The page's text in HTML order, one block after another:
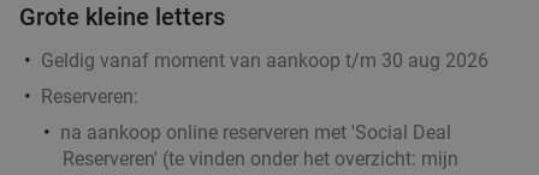
Grote kleine letters
Geldig vanaf moment van aankoop t/m 30 aug 2026
Reserveren:
na aankoop online reserveren met 'Social Deal
Reserveren' (te vinden onder het overzicht: mijn